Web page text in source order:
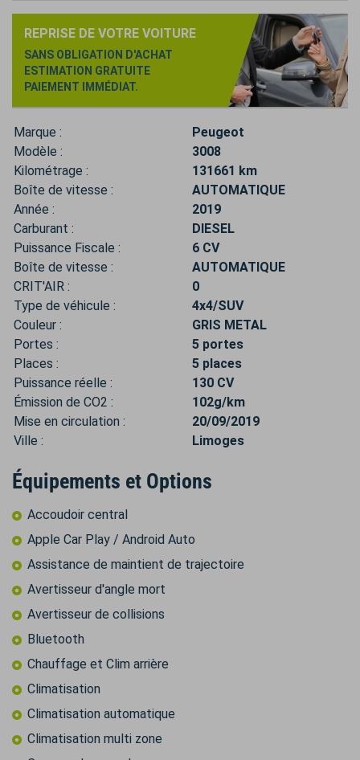
REPRISE DE VOTRE VOITURE
SANS OBLIGATION D'ACHAT
ESTIMATION GRATUITE
PAIEMENT IMMÉDIAT.
Marque :
Peugeot
Modèle :
3008
Kilométrage :
131661 km
Boîte de vitesse :
AUTOMATIQUE
Année :
2019
Carburant :
DIESEL
Puissance Fiscale :
6 CV
Boîte de vitesse :
AUTOMATIQUE
CRIT'AIR :
0
Type de véhicule :
4x4/SUV
Couleur :
GRIS METAL
Portes :
5 portes
Places :
5 places
Puissance réelle :
130 CV
Émission de CO2 :
102g/km
Mise en circulation :
20/09/2019
Ville :
Limoges
Équipements et Options
Accoudoir central
Apple Car Play / Android Auto
Assistance de maintient de trajectoire
Avertisseur d'angle mort
Avertisseur de collisions
Bluetooth
Chauffage et Clim arrière
Climatisation
Climatisation automatique
Climatisation multi zone